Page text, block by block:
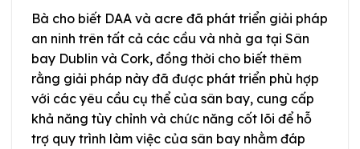
Bà cho biết DAA và acre đã phát triển giải pháp
an ninh trên tất cả các cầu và nhà ga tại Sân
bay Dublin và Cork, đồng thời cho biết thêm
rằng giải pháp này đã được phát triển phù hợp
với các yêu cầu cụ thể của sân bay, cung cấp
khả năng tùy chỉnh và chức năng cốt lõi để hỗ
trợ quy trình làm việc của sân bay nhằm đáp